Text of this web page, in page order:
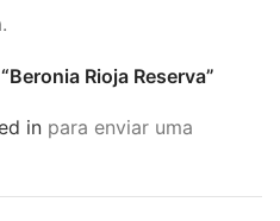
Rioja Reserva”
in para enviar uma